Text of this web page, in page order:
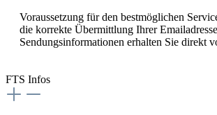
Voraussetzung für den bestmöglichen
die korrekte Übermittlung Ihrer
Sendungsinformationen erhalten Sie direkt
FTS Infos